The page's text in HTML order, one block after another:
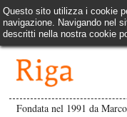
Questo sito utilizza i cookie
navigazione. Navigando nel
descritti nella nostra cookie
Fondata nel 1991 da